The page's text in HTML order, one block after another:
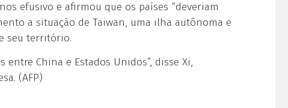
efusivo e afirmou que os países “deveriam
a situação de Taiwan, uma ilha autônoma e
seu território.
China e Estados Unidos”, disse Xi,
(AFP)